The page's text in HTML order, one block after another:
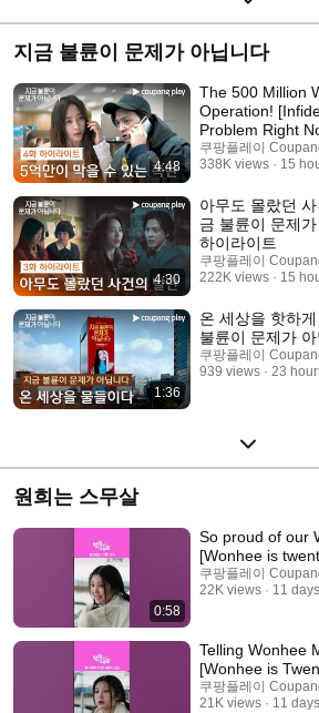
지금 불륜이 문제가 아닙니다
4:48
The 500 Million
Operation!
Problem Right
Highl...
쿠팡플레이
338K views
15
4:30
아무도 몰랐던
금 불륜이 문제
하이라이트
쿠팡플레이
222K views
15
1:36
온 세상을 핫하
불륜이 문제가
쿠팡플레이
939 views
23
원희는 스무살
0:58
So proud of our
[Wonhee is
쿠팡플레이
22K views
11
Telling Wonhee
[Wonhee is
쿠팡플레이
21K views
11